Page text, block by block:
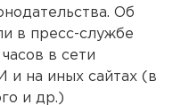
Об
в пресс-службе
в сети
и на иных сайтах (в
и др.)